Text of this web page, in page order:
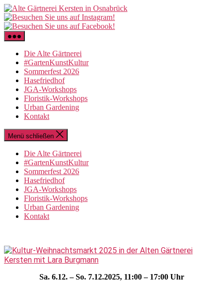
Zum
Inhalt
springen
Die Alte Gärtnerei
#GartenKunstKultur
Sommerfest 2026
Hasefriedhof
JGA-Workshops
Floristik-Workshops
Urban Gardening
Kontakt
Menü schließen
Die Alte Gärtnerei
#GartenKunstKultur
Sommerfest 2026
Hasefriedhof
JGA-Workshops
Floristik-Workshops
Urban Gardening
Kontakt
Sa. 6.12. – So. 7.12.2025, 11:00 – 17:00 Uhr